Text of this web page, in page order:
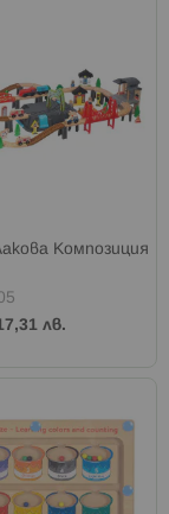
Композиция
лв.